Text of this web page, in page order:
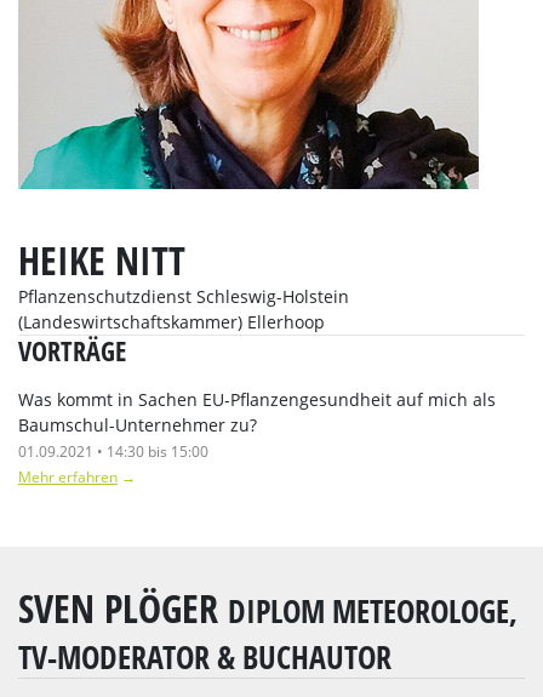
HEIKE NITT
Pflanzenschutzdienst Schleswig-Holstein
(Landeswirtschaftskammer) Ellerhoop
VORTRÄGE
Was kommt in Sachen EU-Pflanzengesundheit auf mich als
Baumschul-Unternehmer zu?
01.09.2021 • 14:30 bis 15:00
Mehr erfahren →
SVEN PLÖGER DIPLOM METEOROLOGE,
TV-MODERATOR & BUCHAUTOR